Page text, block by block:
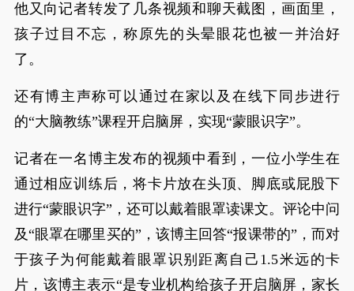
他又向记者转发了几条视频和聊天截图，画面里，
孩子过目不忘，称原先的头晕眼花也被一并治好
了。
还有博主声称可以通过在家以及在线下同步进行
的“大脑教练”课程开启脑屏，实现“蒙眼识字”。
记者在一名博主发布的视频中看到，一位小学生在
通过相应训练后，将卡片放在头顶、脚底或屁股下
进行“蒙眼识字”，还可以戴着眼罩读课文。评论中问
及“眼罩在哪里买的”，该博主回答“报课带的”，而对
于孩子为何能戴着眼罩识别距离自己1.5米远的卡
片，该博主表示“是专业机构给孩子开启脑屏，家长